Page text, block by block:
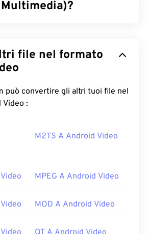
parte degli utenti di video
tecnologia progettata per la
Flash Video". Un contenitore F4V
con un
un file F4V?
delle piattaforme, i file F4V si
il lettore predefinito. Per risultati
file nel formato
può convertire gli altri tuoi file nel
Video :
M2TS A Android Video
MPEG A Android Video
MOD A Android Video